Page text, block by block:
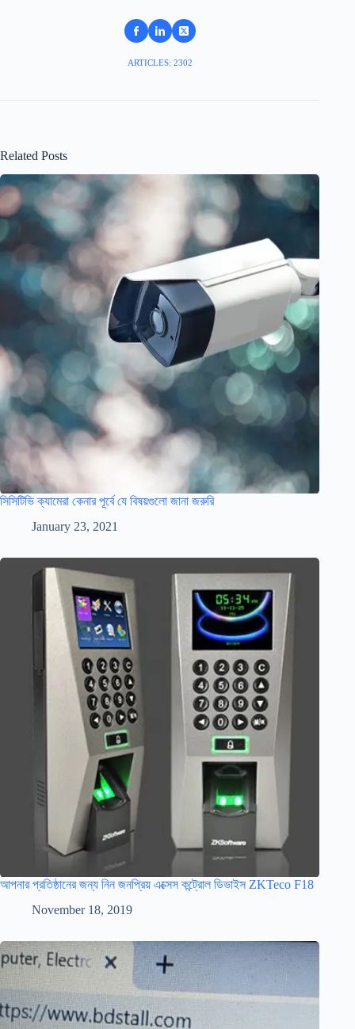
ARTICLES: 2302
Related Posts
সিসিটিভি ক্যামেরা কেনার পূর্বে যে বিষয়গুলো জানা জরুরি
January 23, 2021
আপনার প্রতিষ্ঠানের জন্য নিন জনপ্রিয় এক্সেস কন্ট্রোল ডিভাইস ZKTeco F18
November 18, 2019